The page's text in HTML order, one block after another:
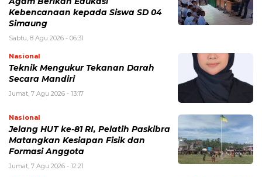
Kebencanaan kepada Siswa SD 04
Simaung
Sabtu, 8 Agu 2026 - 06:31
Nasional
Teknik Mengukur Tekanan Darah
Secara Mandiri
Jumat, 7 Agu 2026 - 13:17
Nasional
Jelang HUT ke-81 RI, Pelatih Paskibra
Matangkan Kesiapan Fisik dan
Formasi Anggota
Jumat, 7 Agu 2026 - 12:21